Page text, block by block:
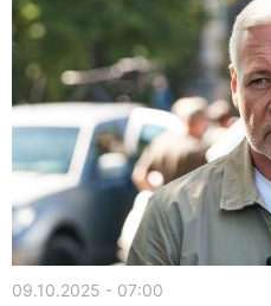
09.10.2025 - 07:00